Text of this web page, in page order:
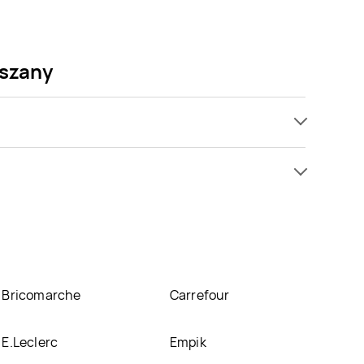
Bricomarche Carrefour
E.Leclerc Empik